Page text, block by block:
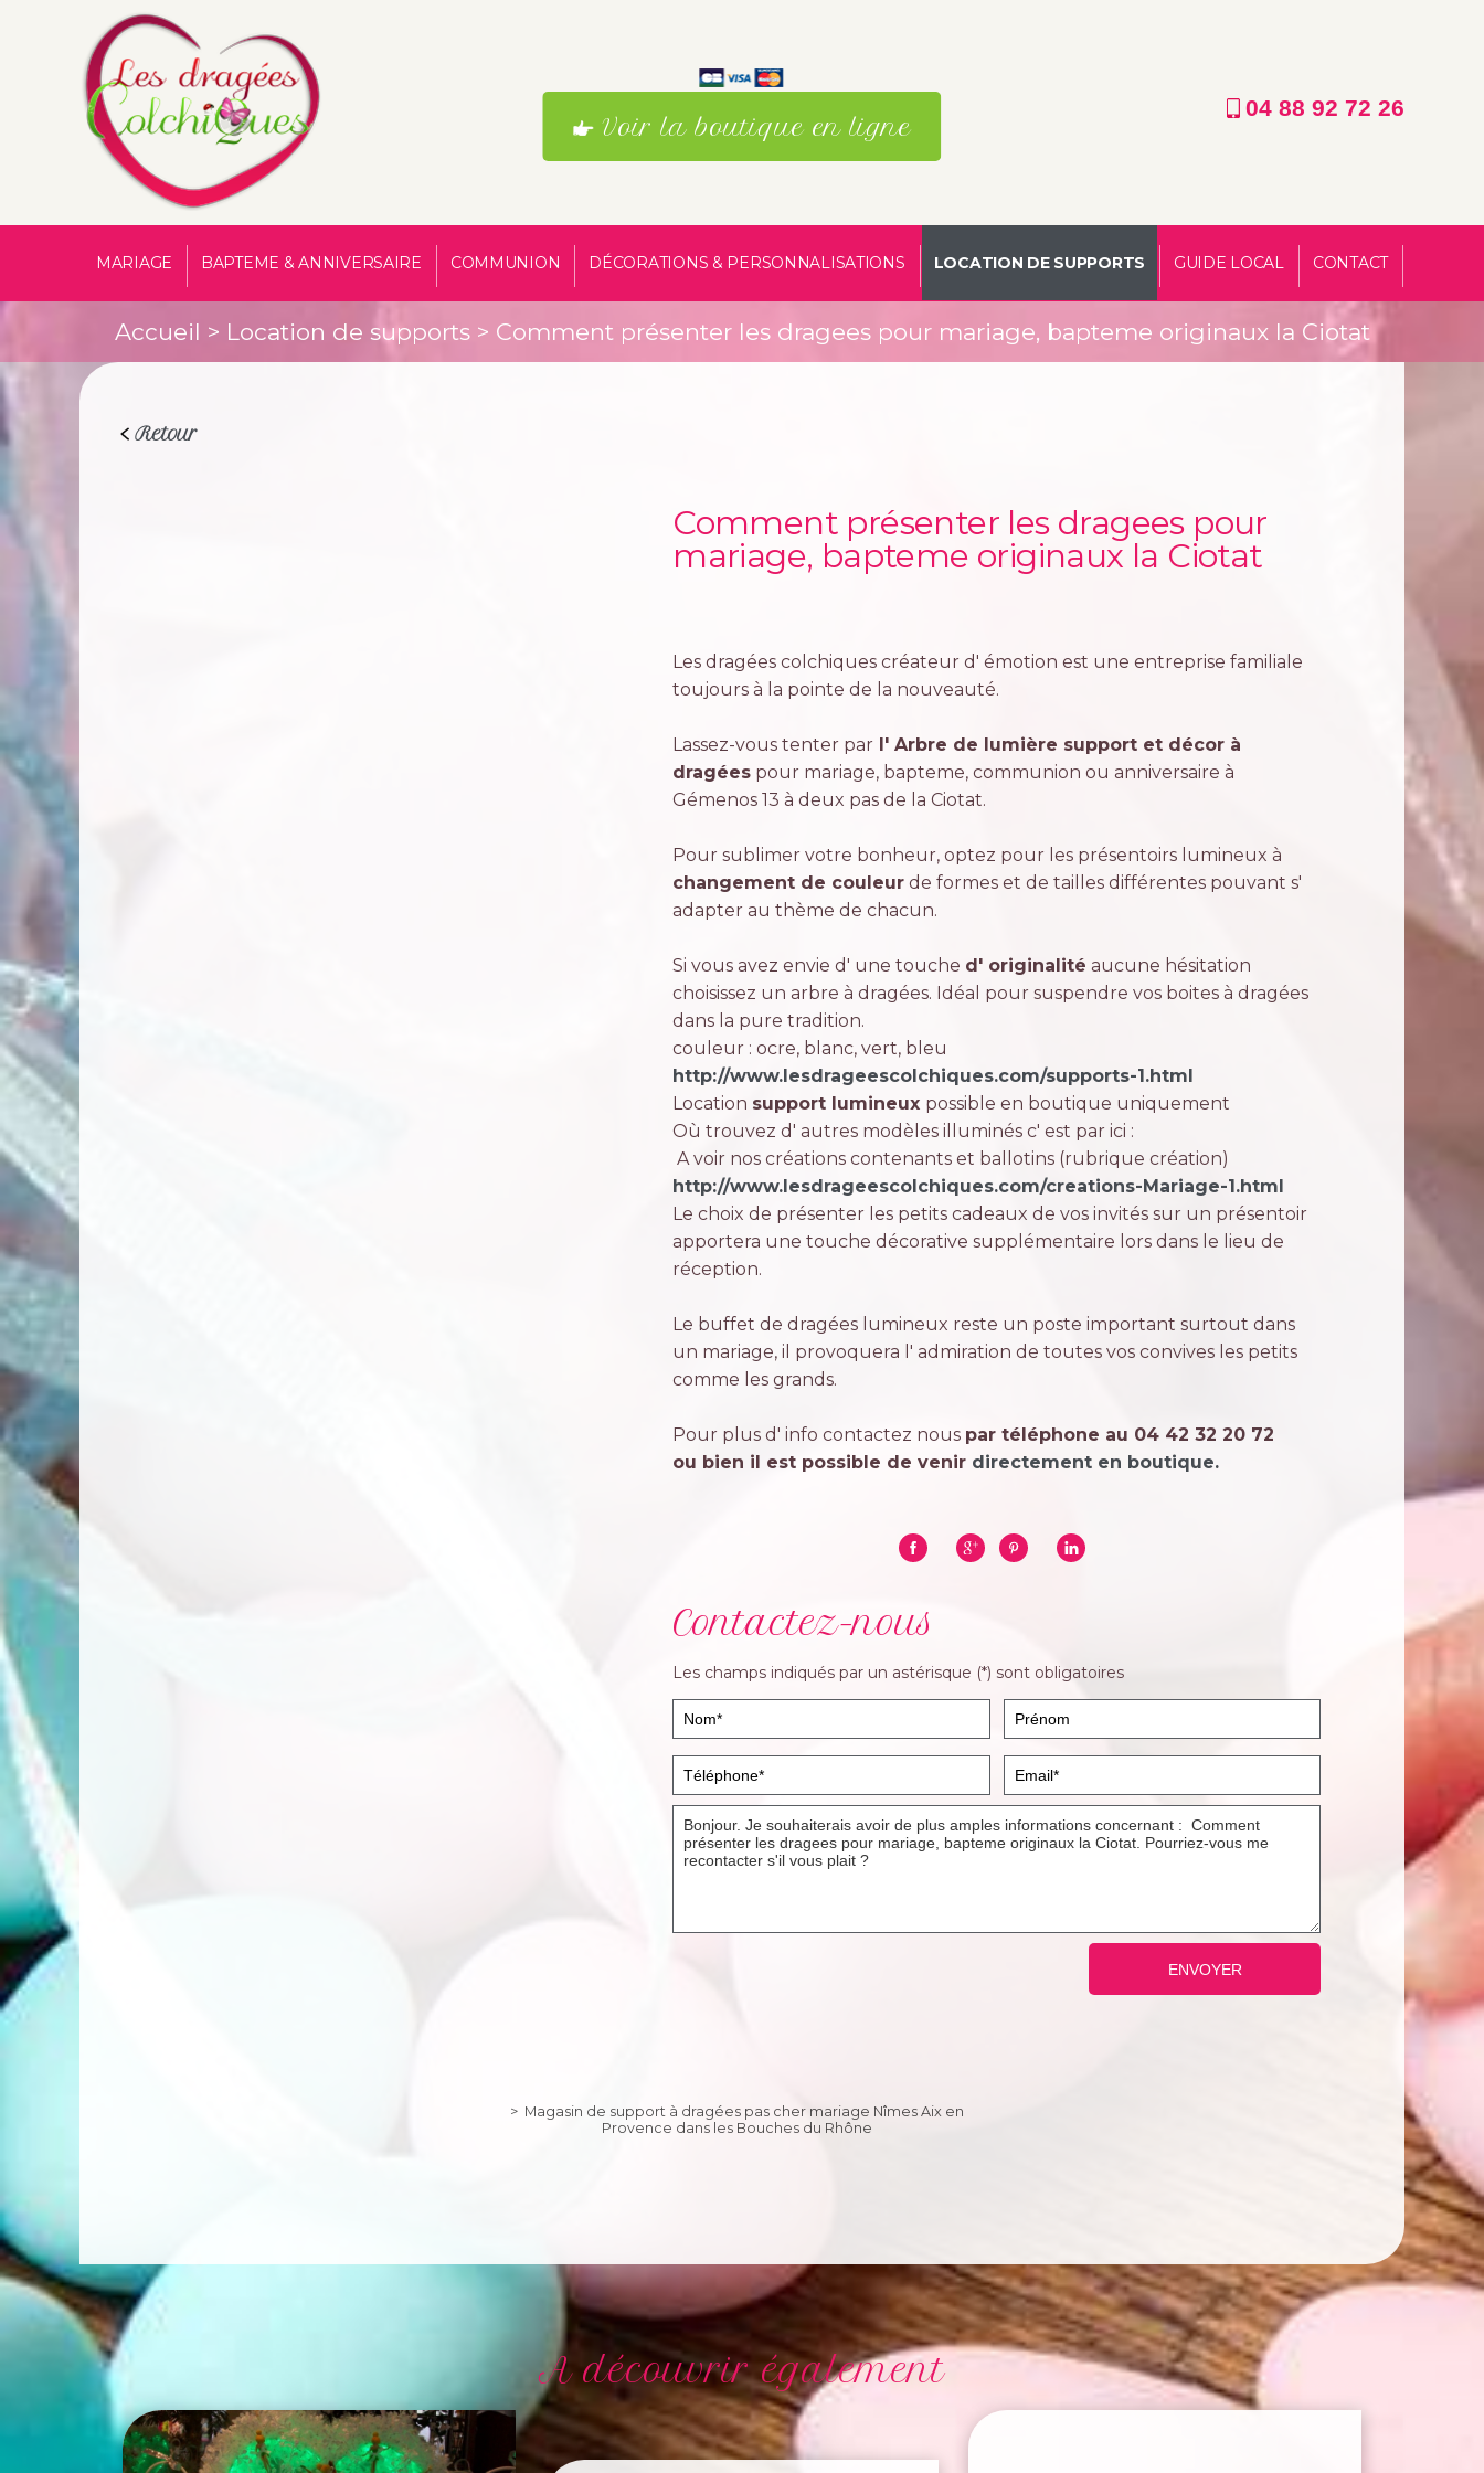
Voir la boutique en ligne
04 88 92 72 26
MARIAGE BAPTEME & ANNIVERSAIRE COMMUNION DÉCORATIONS & PERSONNALISATIONS LOCATION DE SUPPORTS GUIDE LOCAL CONTACT
Accueil > Location de supports> Comment présenter les dragees pour mariage, bapteme originaux la Ciotat
Retour
Comment présenter les dragees pour
mariage, bapteme originaux la Ciotat
Les dragées colchiques créateur d' émotion est une entreprise familiale
toujours à la pointe de la nouveauté.
Lassez-vous tenter par l' Arbre de lumière support et décor à
dragées pour mariage, bapteme, communion ou anniversaire à
Gémenos 13 à deux pas de la Ciotat.
Pour sublimer votre bonheur, optez pour les présentoirs lumineux à
changement de couleur de formes et de tailles différentes pouvant s'
adapter au thème de chacun.
Si vous avez envie d' une touche d' originalité aucune hésitation
choisissez un arbre à dragées. Idéal pour suspendre vos boites à dragées
dans la pure tradition.
couleur : ocre, blanc, vert, bleu
http://www.lesdrageescolchiques.com/supports-1.html
Location support lumineux possible en boutique uniquement
Où trouvez d' autres modèles illuminés c' est par ici :
A voir nos créations contenants et ballotins (rubrique création)
http://www.lesdrageescolchiques.com/creations-Mariage-1.html
Le choix de présenter les petits cadeaux de vos invités sur un présentoir
apportera une touche décorative supplémentaire lors dans le lieu de
réception.
Le buffet de dragées lumineux reste un poste important surtout dans
un mariage, il provoquera l' admiration de toutes vos convives les petits
comme les grands.
Pour plus d' info contactez nous par téléphone au 04 42 32 20 72
ou bien il est possible de venir directement en boutique.
Contactez-nous
Les champs indiqués par un astérisque (*) sont obligatoires
Magasin de support à dragées pas cher mariage Nîmes Aix en
Provence dans les Bouches du Rhône
A découvrir également